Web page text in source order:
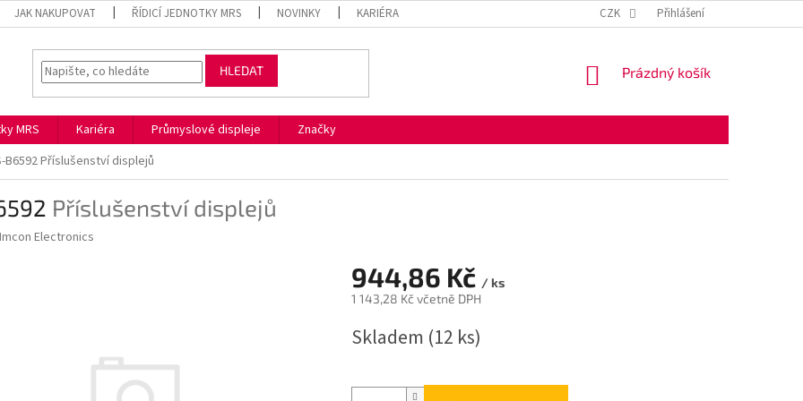
JAK NAKUPOVAT ŘÍDICÍ JEDNOTKY MRS NOVINKY KARIÉRA OBCHODNÍ PODMÍNKY
CZK Přihlášení
HLEDAT
NÁKUPNÍ
Prázdný košík
MRS Kariéra Průmyslové displeje
Značky
B6592Příslušenství displejů
Příslušenství displejů
Imcon Electronics
944,86 Kč / ks
1 143,28 Kč včetně DPH
cena:
Skladem (12 ks)